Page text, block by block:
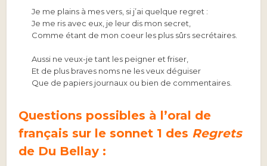
Je me plains à mes vers, si j’ai quelque regret :
Je me ris avec eux, je leur dis mon secret,
Comme étant de mon coeur les plus sûrs secrétaires.
Aussi ne veux-je tant les peigner et friser,
Et de plus braves noms ne les veux déguiser
Que de papiers journaux ou bien de commentaires.
Questions possibles à l’oral de
français sur le sonnet 1 des Regrets
de Du Bellay :